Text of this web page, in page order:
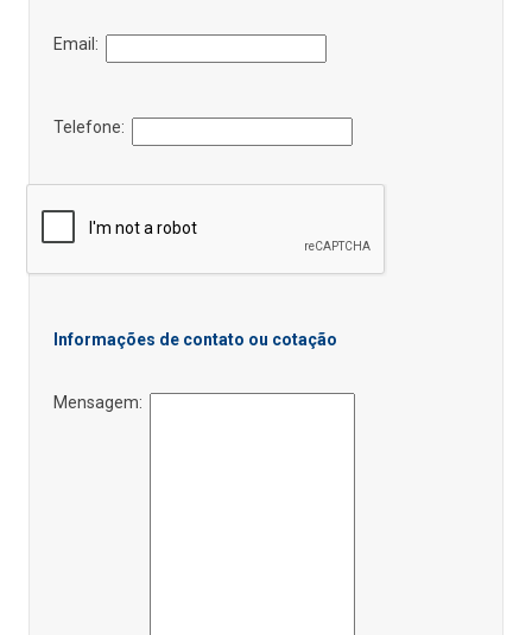
Email:
Telefone:
Informações de contato ou cotação
Mensagem: